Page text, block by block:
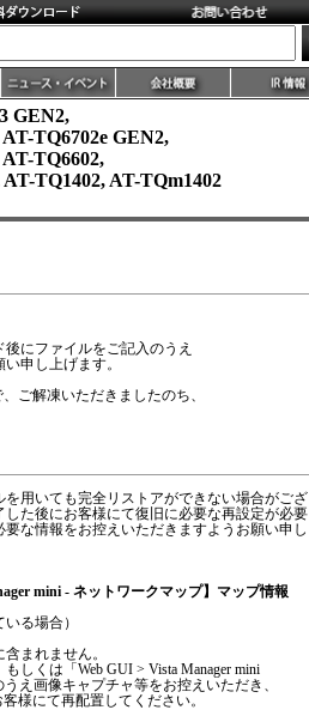
GEN2,
TQ6702e GEN2,
TQ6602,
TQ1402, AT-TQm1402
にファイルをご記入のうえ
申し上げます。
ご解凍いただきましたのち、
用いても完全リストアができない場合がござ
た後にお客様にて復旧に必要な再設定が必要
な情報をお控えいただきますようお願い申し
mini - ネットワークマップ】マップ情報
る場合）
まれません。
「Web GUI > Vista Manager mini
キャプチャ等をお控えいただき、
て再配置してください。